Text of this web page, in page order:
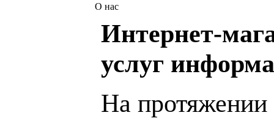
О нас
Интернет-
услуг
На протяжении